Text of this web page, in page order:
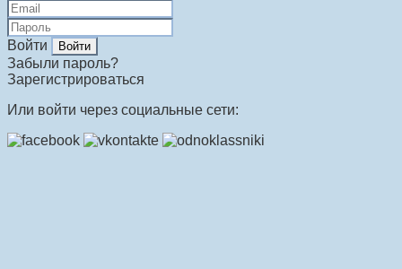
Войти
Забыли пароль?
Зарегистрироваться
Или войти через социальные сети: